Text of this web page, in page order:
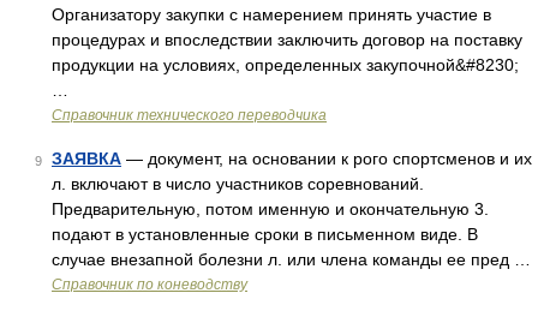
Организатору закупки с намерением принять участие в
процедурах и впоследствии заключить договор на поставку
продукции на условиях, определенных закупочной&#8230;
Справочник технического переводчика
9 ЗАЯВКА — документ, на основании к рого спортсменов и их
л. включают в число участников соревнований.
Предварительную, потом именную и окончательную 3.
подают в установленные сроки в письменном виде. В
случае внезапной болезни л. или члена команды ее пред …
Справочник по коневодству